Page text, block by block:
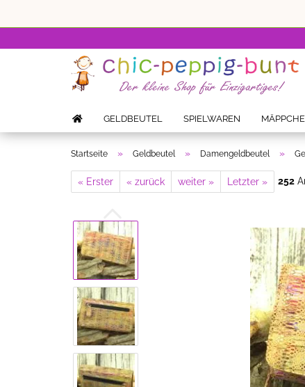
GELDBEUTEL SPIELWAREN
Startseite » Geldbeutel » Damengeldbeutel »
« Erster « zurück weiter » Letzter » 252